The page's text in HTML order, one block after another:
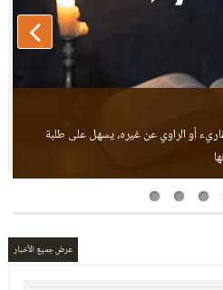
أو الراوي عن غيره، يسهل على طلبة
عرض جميع الأخبار